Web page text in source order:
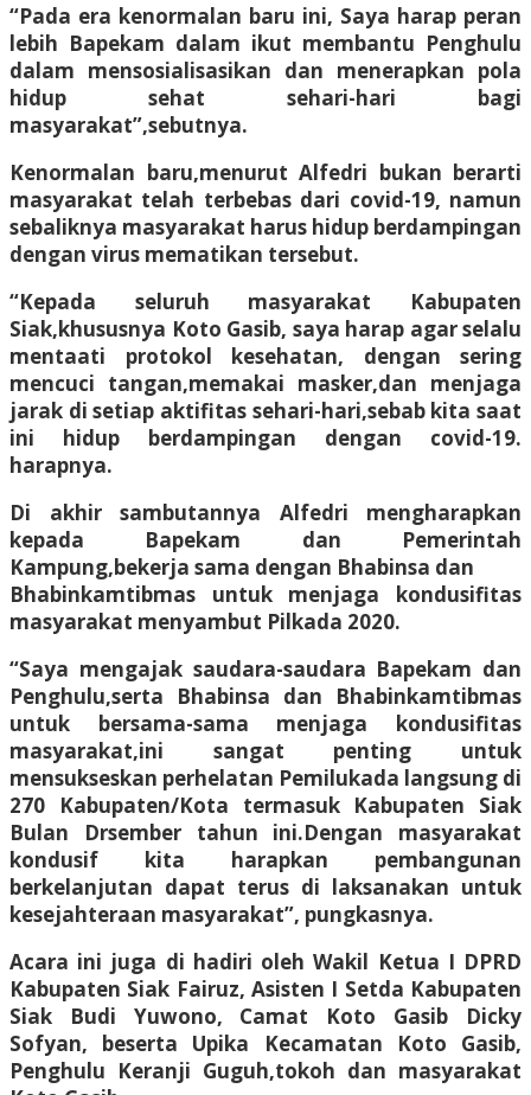
“Pada era kenormalan baru ini, Saya harap peran
lebih Bapekam dalam ikut membantu Penghulu
dalam mensosialisasikan dan menerapkan pola
hidup sehat sehari-hari bagi
masyarakat”,sebutnya.
Kenormalan baru,menurut Alfedri bukan berarti
masyarakat telah terbebas dari covid-19, namun
sebaliknya masyarakat harus hidup berdampingan
dengan virus mematikan tersebut.
“Kepada seluruh masyarakat Kabupaten
Siak,khususnya Koto Gasib, saya harap agar selalu
mentaati protokol kesehatan, dengan sering
mencuci tangan,memakai masker,dan menjaga
jarak di setiap aktifitas sehari-hari,sebab kita saat
ini hidup berdampingan dengan covid-19.
harapnya.
Di akhir sambutannya Alfedri mengharapkan
kepada Bapekam dan Pemerintah
Kampung,bekerja sama dengan Bhabinsa dan
Bhabinkamtibmas untuk menjaga kondusifitas
masyarakat menyambut Pilkada 2020.
“Saya mengajak saudara-saudara Bapekam dan
Penghulu,serta Bhabinsa dan Bhabinkamtibmas
untuk bersama-sama menjaga kondusifitas
masyarakat,ini sangat penting untuk
mensukseskan perhelatan Pemilukada langsung di
270 Kabupaten/Kota termasuk Kabupaten Siak
Bulan Drsember tahun ini.Dengan masyarakat
kondusif kita harapkan pembangunan
berkelanjutan dapat terus di laksanakan untuk
kesejahteraan masyarakat”, pungkasnya.
Acara ini juga di hadiri oleh Wakil Ketua I DPRD
Kabupaten Siak Fairuz, Asisten I Setda Kabupaten
Siak Budi Yuwono, Camat Koto Gasib Dicky
Sofyan, beserta Upika Kecamatan Koto Gasib,
Penghulu Keranji Guguh,tokoh dan masyarakat